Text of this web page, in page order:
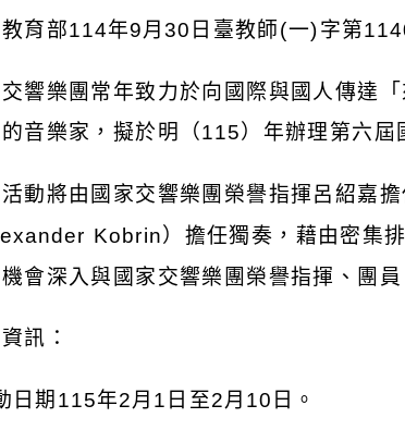
育部114年9月30 日臺教師(一)字第
響樂團常年致力於向國際與國人傳達
音樂家，擬於明（115）年辦理第六屆
動將由國家交響樂團榮譽指揮呂紹嘉
Kobrin）擔任獨奏，藉由密集
會深入與國家交響樂團榮譽指揮、團
訊：
日期 115年2月 1 日至2月 10 日。